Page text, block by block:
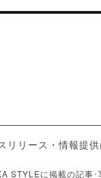
リリース・情報提
STYLEに掲載の記事･